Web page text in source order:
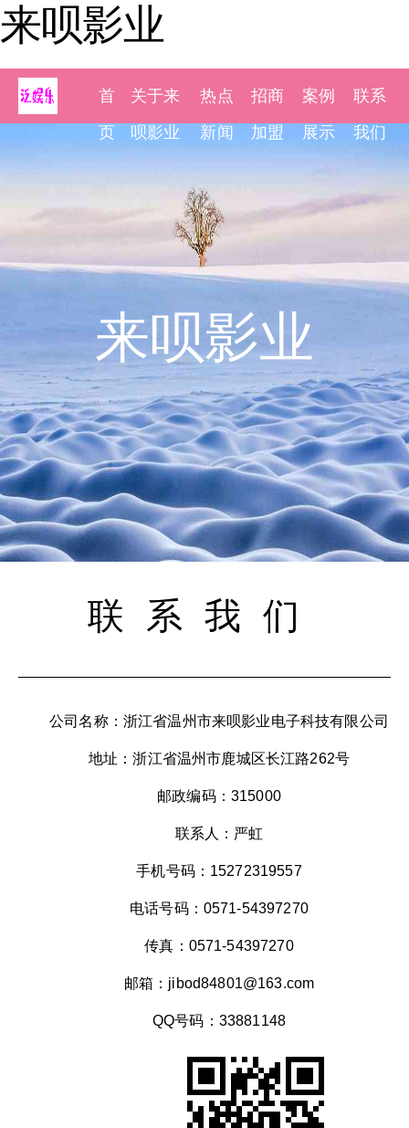
来呗影业
首
页
关于来
呗影业
热点
新闻
招商
加盟
案例
展示
联系
我们
来呗影业
联系我们
公司名称：浙江省温州市来呗影业电子科技有限公司
地址：浙江省温州市鹿城区长江路262号
邮政编码：315000
联系人：严虹
手机号码：15272319557
电话号码：0571-54397270
传真：0571-54397270
邮箱：jibod84801@163.com
QQ号码：33881148